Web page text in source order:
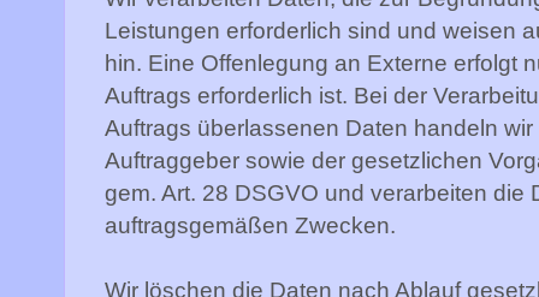
Leistungen erforderlich sind und weisen
hin. Eine Offenlegung an Externe erfolgt
Auftrags erforderlich ist. Bei der
Auftrags überlassenen Daten handeln
Auftraggeber sowie der gesetzlichen
gem. Art. 28 DSGVO und verarbeiten
auftragsgemäßen Zwecken.
Wir löschen die Daten nach Ablauf